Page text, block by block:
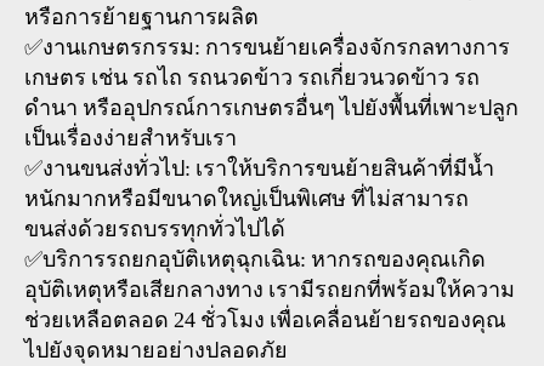
หรือการย้ายฐานการผลิต
✅งานเกษตรกรรม: การขนย้ายเครื่องจักรกลทางการ
เกษตร เช่น รถไถ รถนวดข้าว รถเกี่ยวนวดข้าว รถ
ดำนา หรืออุปกรณ์การเกษตรอื่นๆ ไปยังพื้นที่เพาะปลูก
เป็นเรื่องง่ายสำหรับเรา
✅งานขนส่งทั่วไป: เราให้บริการขนย้ายสินค้าที่มีน้ำ
หนักมากหรือมีขนาดใหญ่เป็นพิเศษ ที่ไม่สามารถ
ขนส่งด้วยรถบรรทุกทั่วไปได้
✅บริการรถยกอุบัติเหตุฉุกเฉิน: หากรถของคุณเกิด
อุบัติเหตุหรือเสียกลางทาง เรามีรถยกที่พร้อมให้ความ
ช่วยเหลือตลอด 24 ชั่วโมง เพื่อเคลื่อนย้ายรถของคุณ
ไปยังจุดหมายอย่างปลอดภัย